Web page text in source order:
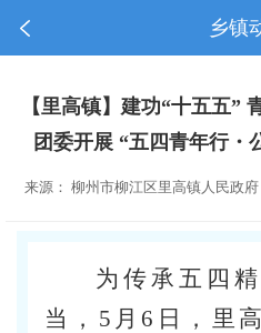
乡镇
【里高镇】建功“十五五
团委开展 “五四青年行・
来源： 柳州市柳江区里高镇人民政
为传承五四
当，5月6日，里